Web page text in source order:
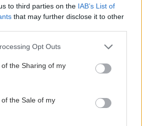
to third parties on the IAB’s List of
that may further disclose it to other
app uses one or more Google
or usage behaviour. You may click to
to Google and its third-party tags to
specified purposes in below Google
Opt Outs
the Sharing of my
the Sale of my